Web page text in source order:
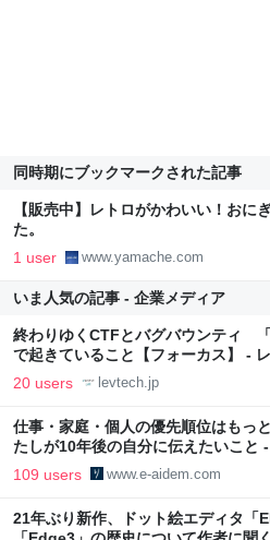
同時期にブックマークされた記事
【販売中】レトロがかわいい！おに
た。
1 user www.yamache.com
いま人気の記事 - 企業メディア
終わりゆくCTFとバグバウンティ 「
で起きていること【フォーカス】 -
20 users levtech.jp
仕事・家庭・個人の優先順位はもっ
たしが10年後の自分に伝えたいこと
109 users www.e-aidem.com
21年ぶり新作、ドット絵エディタ「